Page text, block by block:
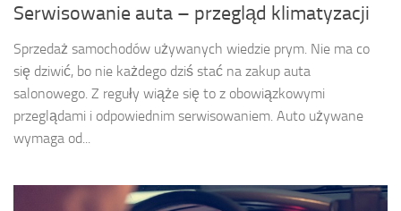
Serwisowanie auta – przegląd klimatyzacji
Sprzedaż samochodów używanych wiedzie prym. Nie ma co
się dziwić, bo nie każdego dziś stać na zakup auta
salonowego. Z reguły wiąże się to z obowiązkowymi
przeglądami i odpowiednim serwisowaniem. Auto używane
wymaga od...